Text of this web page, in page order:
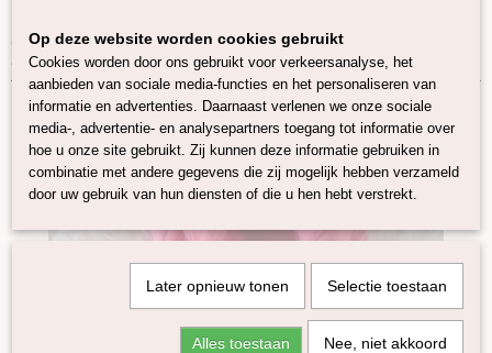
Home>Vilten>Plantaardige vezels>Bamboo in lont
Bamboo in lont roze
Op deze website worden cookies gebruikt
Cookies worden door ons gebruikt voor verkeersanalyse, het
aanbieden van sociale media-functies en het personaliseren van
informatie en advertenties. Daarnaast verlenen we onze sociale
media-, advertentie- en analysepartners toegang tot informatie over
hoe u onze site gebruikt. Zij kunnen deze informatie gebruiken in
combinatie met andere gegevens die zij mogelijk hebben verzameld
door uw gebruik van hun diensten of die u hen hebt verstrekt.
Later opnieuw tonen Selectie toestaan
Alles toestaan Nee, niet akkoord